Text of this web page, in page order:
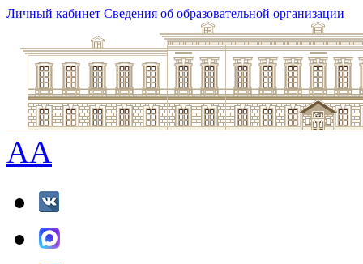
Личный кабинет Сведения об образовательной организации
AA